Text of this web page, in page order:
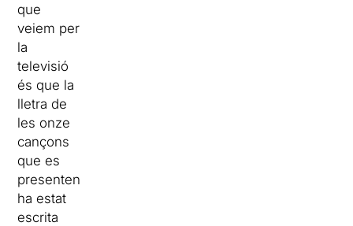
que
veiem per
la
televisió
és que la
lletra de
les onze
cançons
que es
presenten
ha estat
escrita